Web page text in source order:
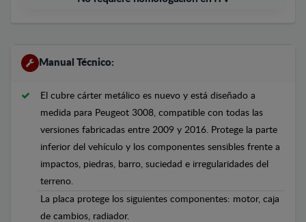
Manual Técnico:
El cubre cárter metálico es nuevo y está diseñado a
medida para Peugeot 3008, compatible con todas las
versiones fabricadas entre 2009 y 2016. Protege la parte
inferior del vehículo y los componentes sensibles frente a
impactos, piedras, barro, suciedad e irregularidades del
terreno.
La placa protege los siguientes componentes: motor, caja
de cambios, radiador.